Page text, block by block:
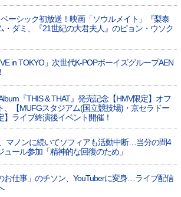
ベーシック初放送！映画「ソウルメイト」『梨泰
・ダミ、『21世紀の大君夫人』のピョン・ウソク
in TOKYO」次世代K-POPボーイズグループAEN
『THIS & THAT』発売記念【HMV限定】オフ
、【MUFGスタジアム(国立競技場)・京セラドー
】ライブ終演後イベント開催！
、マノンに続いてソフィアも活動中断…当分の間4
ュール参加「精神的な回復のため」
お仕事」のチソン、YouTuberに変身…ライブ配信